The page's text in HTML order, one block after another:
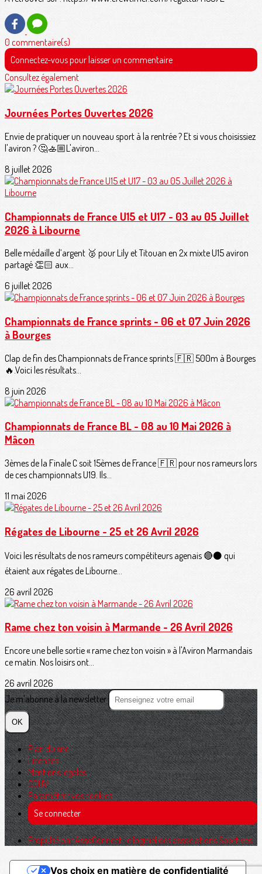
0 commentaire(s)
Connectez-vous pour laisser un commentaire
Consultez également
Journées Portes Ouvertes 2026
Envie de pratiquer un nouveau sport à la rentrée ? Et si vous choisissiez
l'aviron ? 🤔🚣🏼L'aviron...
8 juillet 2026
Championnats de France U15 et U17 - 03 au 05 Juillet
2026 à Libourne
Belle médaille d’argent 🥈 pour Lily et Titouan en 2x mixte U15 aviron
partagé 👏🏻 aux...
6 juillet 2026
Championnats de France sprints - 06 et 07 Juin 2026
à Bourges
Clap de fin des Championnats de France sprints 🇫🇷 500m à Bourges
🔥.Voici les résultats...
8 juin 2026
Championnats de France BL - 08 au 10 Mai 2026 à
Mâcon
3èmes de la Finale C soit 15èmes de France 🇫🇷 pour nos rameurs lors
de ces championnats U19. Ils...
11 mai 2026
Régates de Libourne - 25 et 26 Avril 2026
Voici les résultats de nos rameurs compétiteurs agenais 🔴⚫️ qui
étaient aux régates de Libourne...
26 avril 2026
Rame chez ton voisin à Marmande - 26 Avril 2026
Encore une belle sortie « rame chez ton voisin » à l'Aviron Marmandais
ce matin. Nos loisirs ont...
26 avril 2026
Je m'abonne à la newsletter
OK
Plan du site
Licences
Mentions légales
CGUV
Paramétrer vos cookies
Se connecter
Propulsé par AssoConnect, le logiciel des associations Sportives
Vos choix en matière de confidentialité